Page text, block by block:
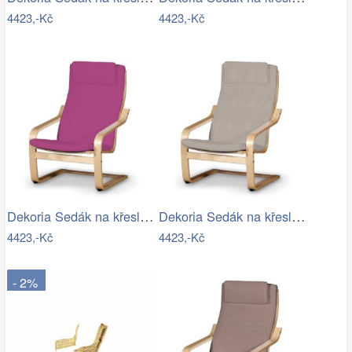
4423,-Kč 4423,-Kč
Dekoria Sedák na křeslo IKEA Poäng II,…
4423,-Kč
Dekoria Sedák na křeslo IKEA Poäng II,…
4423,-Kč
- 2%